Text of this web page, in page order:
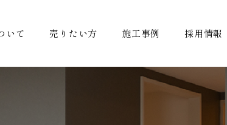
いて 売りたい方 施工事例 採用情報